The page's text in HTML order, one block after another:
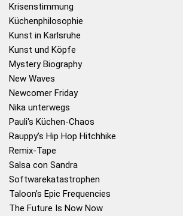
Krisenstimmung
Küchenphilosophie
Kunst in Karlsruhe
Kunst und Köpfe
Mystery Biography
New Waves
Newcomer Friday
Nika unterwegs
Pauli's Küchen-Chaos
Rauppy’s Hip Hop Hitchhike
Remix-Tape
Salsa con Sandra
Softwarekatastrophen
Taloon’s Epic Frequencies
The Future Is Now Now